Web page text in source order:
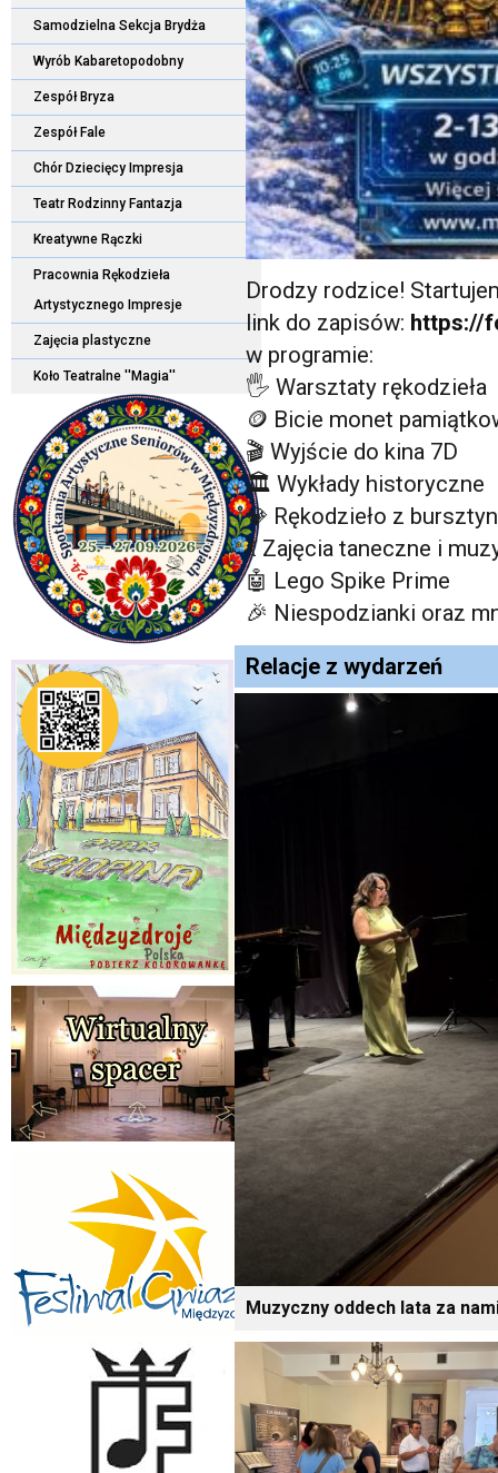
Samodzielna Sekcja Brydża
Wyrób Kabaretopodobny
Zespół Bryza
Zespół Fale
Chór Dziecięcy Impresja
Teatr Rodzinny Fantazja
Kreatywne Rączki
Pracownia Rękodzieła
Artystycznego Impresje
Zajęcia plastyczne
Koło Teatralne ''Magia''
Drodzy rodzice!
link do zapisów: https://
w programie:
🖐 Warsztaty rękodzieła
🪙 Bicie monet
🎬 Wyjście do kina 7D
🏛 Wykłady historyczne
💎 Rękodzieło z
💃 Zajęcia taneczne i
🤖 Lego Spike Prime
🎉 Niespodzianki oraz
Relacje z wydarzeń
Muzyczny oddech lata za